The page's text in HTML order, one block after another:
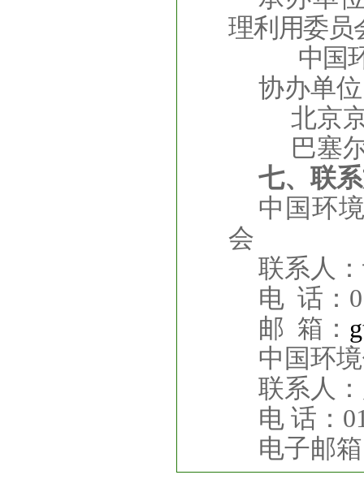
理利用委员
中国环
协办单
北京
巴塞
七、联
中国环
会
联系人
电 话：
邮 箱：
中国环
联系人
电 话：
电子邮